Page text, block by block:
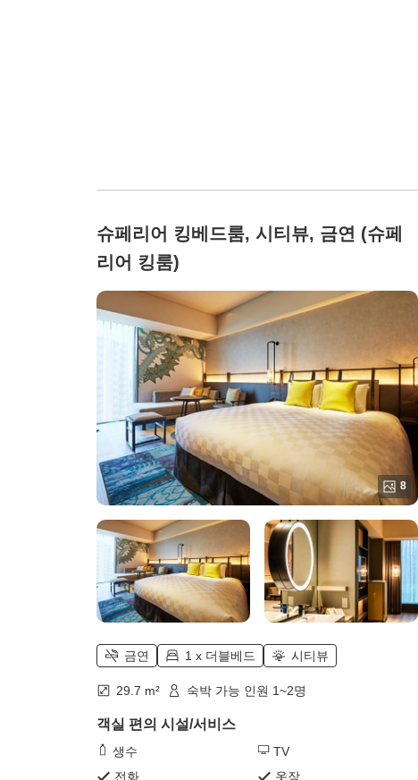
슈페리어 킹베드룸, 시티뷰, 금연 (슈페
리어 킹룸)
8
금연 1 x 더블베드 시티뷰
29.7 m² 숙박 가능 인원 1~2명
객실 편의 시설/서비스
생수
TV
전화
옷장